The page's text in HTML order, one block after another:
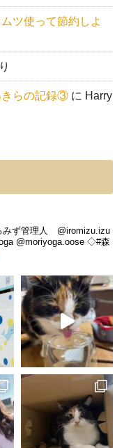
ツ使って節約しよ
きらの記録③ に Harry
みず管理人 @iromizu.izu
@moriyoga.oose ◇#森